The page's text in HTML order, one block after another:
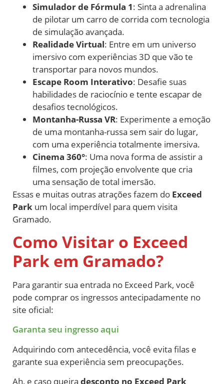
Simulador de Fórmula 1: Sinta a adrenalina
de pilotar um carro de corrida com tecnologia
de simulação avançada.
Realidade Virtual: Entre em um universo
imersivo com experiências 3D que vão te
transportar para novos mundos.
Escape Room Interativo: Desafie suas
habilidades de raciocínio e tente escapar de
desafios tecnológicos.
Montanha-Russa VR: Experimente a emoção
de uma montanha-russa sem sair do lugar,
com uma experiência totalmente imersiva.
Cinema 360°: Uma nova forma de assistir a
filmes, com projeção envolvente que cria
uma sensação de total imersão.
Essas e muitas outras atrações fazem do Exceed
Park um local imperdível para quem visita
Gramado.
Como Visitar o Exceed
Park em Gramado?
Para garantir sua entrada no Exceed Park, você
pode comprar os ingressos antecipadamente no
site oficial:
Garanta seu ingresso aqui
Adquirindo com antecedência, você evita filas e
garante sua experiência sem preocupações.
Ah, e caso queira desconto no Exceed Park